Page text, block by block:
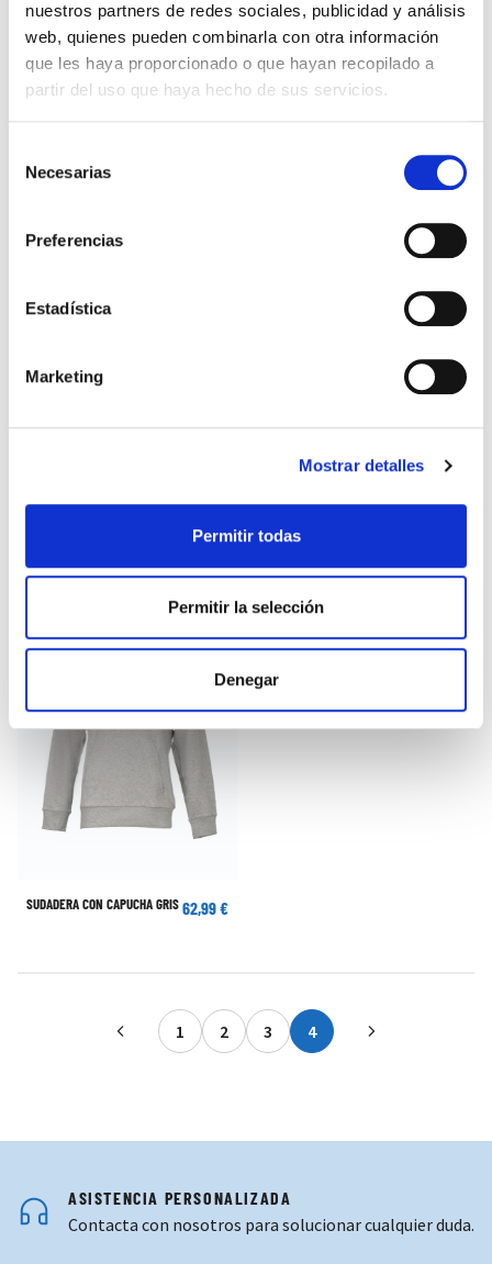
nuestros partners de redes sociales, publicidad y análisis
web, quienes pueden combinarla con otra información
que les haya proporcionado o que hayan recopilado a
partir del uso que haya hecho de sus servicios.
Necesarias
Preferencias
Estadística
Marketing
Mostrar detalles
Permitir todas
Permitir la selección
Denegar
PANTALÓN CORTO ENTRENO
TÉCNICO 26-27 AZUL MARINO
39,99 €
PANTALÓN CORTO ENTRENO Y
PASEO JUGADOR 26-27 NIÑO
ADIDAS
PÁLIDO ADIDAS
SUDADERA CON CAPUCHA GRIS62,99 €
Página
1
Página
2
Página
3
Actualmente estás
4
ASISTENCIA PERSONALIZADA
Contacta con nosotros para solucionar cualquier duda.